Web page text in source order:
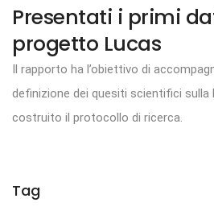
Presentati i primi
progetto Lucas
Il rapporto ha l’obiettivo di
definizione dei quesiti scientifici sulla
costruito il protocollo di ricerca.
Tag